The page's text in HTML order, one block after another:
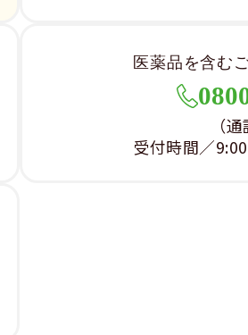
医薬品を含む
（
受付時間／